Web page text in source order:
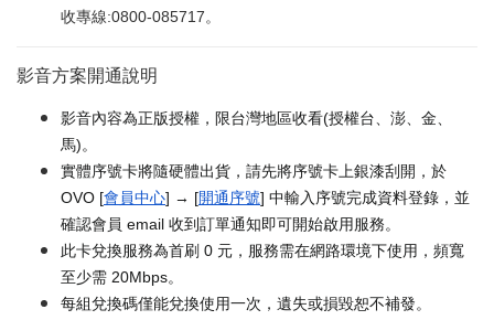
收專線:0800-085717。
影音方案開通說明
影音內容為正版授權，限台灣地區收看(授權台、澎、金、
馬)。
實體序號卡將隨硬體出貨，請先將序號卡上銀漆刮開，於
OVO [會員中心] → [開通序號] 中輸入序號完成資料登錄，並
確認會員 email 收到訂單通知即可開始啟用服務。
此卡兌換服務為首刷 0 元，服務需在網路環境下使用，頻寬
至少需 20Mbps。
每組兌換碼僅能兌換使用一次，遺失或損毀恕不補發。